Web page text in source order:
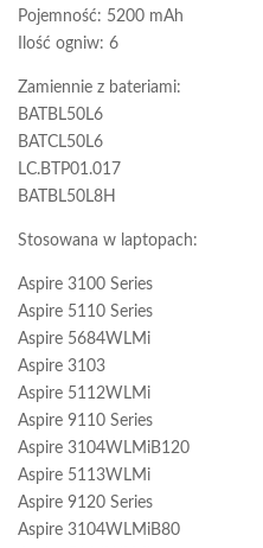
Pojemność: 5200 mAh
Ilość ogniw: 6
Zamiennie z bateriami:
BATBL50L6
BATCL50L6
LC.BTP01.017
BATBL50L8H
Stosowana w laptopach:
Aspire 3100 Series
Aspire 5110 Series
Aspire 5684WLMi
Aspire 3103
Aspire 5112WLMi
Aspire 9110 Series
Aspire 3104WLMiB120
Aspire 5113WLMi
Aspire 9120 Series
Aspire 3104WLMiB80